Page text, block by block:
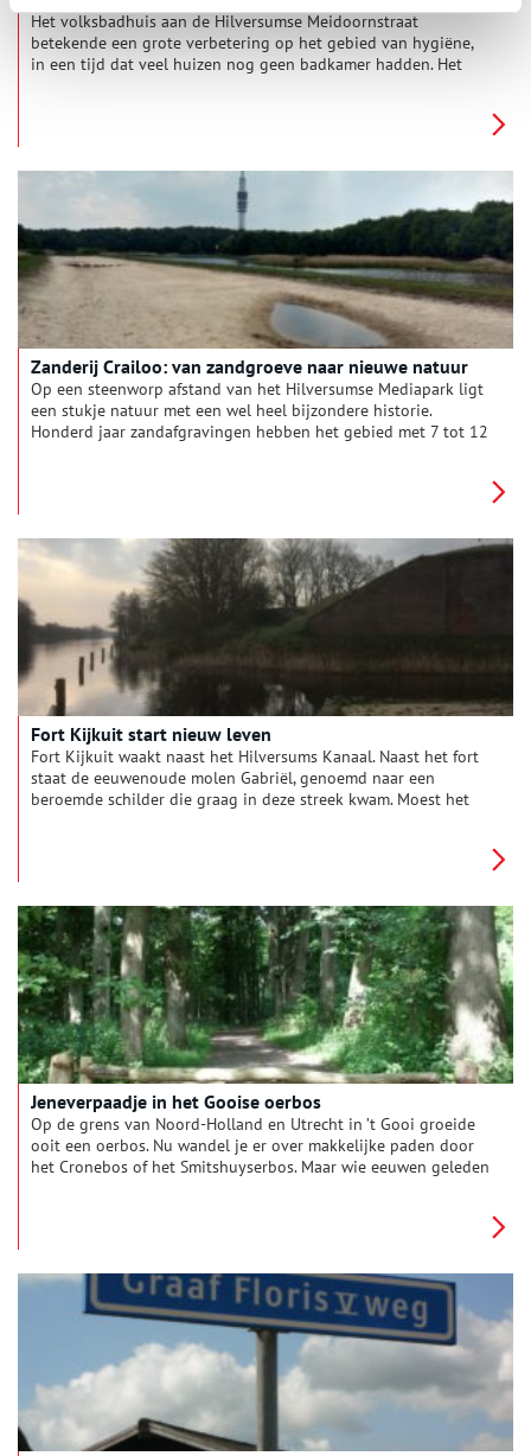
Het volksbadhuis aan de Hilversumse Meidoornstraat
betekende een grote verbetering op het gebied van hygiëne,
in een tijd dat veel huizen nog geen badkamer hadden. Het
Zanderij Crailoo: van zandgroeve naar nieuwe natuur
Op een steenworp afstand van het Hilversumse Mediapark ligt
een stukje natuur met een wel heel bijzondere historie.
Honderd jaar zandafgravingen hebben het gebied met 7 tot 12
Fort Kijkuit start nieuw leven
Fort Kijkuit waakt naast het Hilversums Kanaal. Naast het fort
staat de eeuwenoude molen Gabriël, genoemd naar een
beroemde schilder die graag in deze streek kwam. Moest het
Jeneverpaadje in het Gooise oerbos
Op de grens van Noord-Holland en Utrecht in ’t Gooi groeide
ooit een oerbos. Nu wandel je er over makkelijke paden door
het Cronebos of het Smitshuyserbos. Maar wie eeuwen geleden